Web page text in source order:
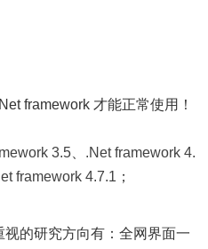
framework 才能正常使用！
3.5
.Net framework 4.
framework 4.7.1 ；
的研究方向有：全网界面一